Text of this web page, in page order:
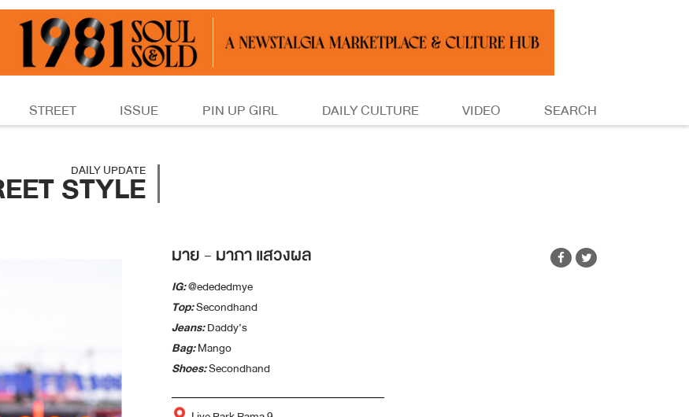
STREET ISSUE PIN UP GIRL DAILY CULTURE VIDEO SEARCH
DAILY UPDATE
STYLE
มาย - มาภา แสวงผล
IG:@edededmye
Top:Secondhand
Jeans:Daddy’s
Bag:Mango
Shoes:Secondhand